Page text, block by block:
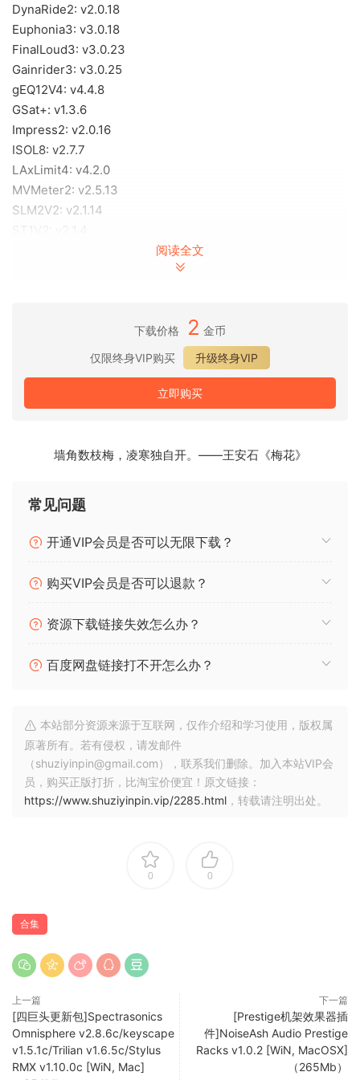
DynaRide2: v2.0.18
Euphonia3: v3.0.18
FinalLoud3: v3.0.23
Gainrider3: v3.0.25
gEQ12V4: v4.4.8
GSat+: v1.3.6
Impress2: v2.0.16
ISOL8: v2.7.7
LAxLimit4: v4.2.0
MVMeter2: v2.5.13
SLM2V2: v2.1.14
TBProAudio develops audio tools which help music
producers to do their job quicker and better. We are using
ABLM: v2.2.5
AMM: v2.1.0
CS-5501V2: v2.9.1
dpMeter5: v5.2.13
dpMeterXT3: v3.0.22
DSEQ: v3.9.0
DynaRide2: v2.0.18
Euphonia3: v3.0.18
FinalLoud3: v3.0.23
GSat+: v1.3.6
Impress2: v2.0.16
ISOL8: v2.7.7
LAxLimit4: v4.2.0
x64: VST3, VST2, AAX | x86: VST3, VST2
Just install! (Same AppID as previous bundle release.)
阅读全文
下载价格 2 金币
仅限终身VIP购买
升级终身VIP
立即购买
墙角数枝梅，凌寒独自开。——王安石《梅花》
常见问题
开通VIP会员是否可以无限下载？
购买VIP会员是否可以退款？
资源下载链接失效怎么办？
百度网盘链接打不开怎么办？
本站部分资源来源于互联网，仅作介绍和学习使用，版权属
原著所有。若有侵权，请发邮件
（shuziyinpin@gmail.com），联系我们删除。加入本站VIP会
员，购买正版打折，比淘宝价便宜！原文链接：
https://www.shuziyinpin.vip/2285.html ，转载请注明出处。
0 0
合集
上一篇
[四巨头更新包]Spectrasonics
Omnisphere v2.8.6c/keyscape
v1.5.1c/Trilian v1.6.5c/Stylus
RMX v1.10.0c [WiN, Mac]
下一篇
[Prestige机架效果器插
件]NoiseAsh Audio Prestige
Racks v1.0.2 [WiN, MacOSX]
（265Mb）